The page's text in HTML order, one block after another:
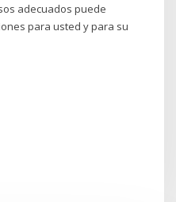
adecuados puede
para usted y para su